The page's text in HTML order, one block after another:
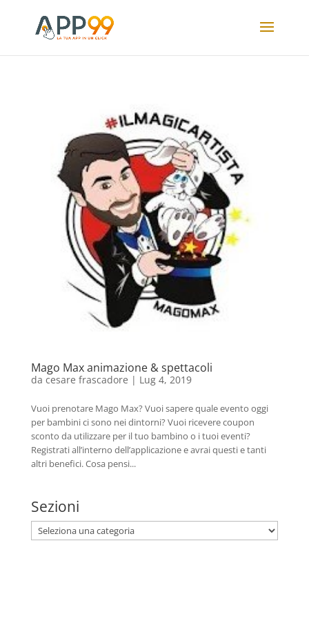
Mago Max animazione & spettacoli
da cesare frascadore | Lug 4, 2019
Vuoi prenotare Mago Max? Vuoi sapere quale evento oggi
per bambini ci sono nei dintorni? Vuoi ricevere coupon
sconto da utilizzare per il tuo bambino o i tuoi eventi?
Registrati all’interno dell’applicazione e avrai questi e tanti
altri benefici. Cosa pensi...
Sezioni